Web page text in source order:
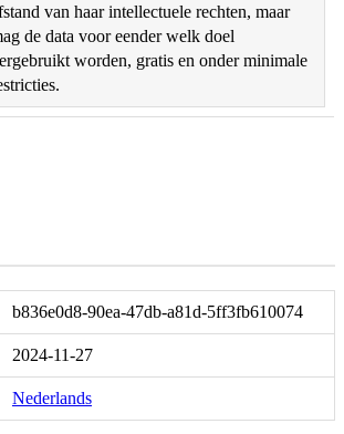
van haar intellectuele rechten, maar
de data voor eender welk doel
worden, gratis en onder minimale
b836e0d8-90ea-47db-a81d-5ff3fb610074
2024-11-27
Nederlands